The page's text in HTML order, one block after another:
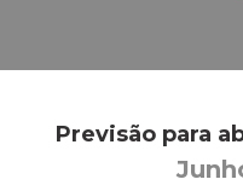
Previsão para